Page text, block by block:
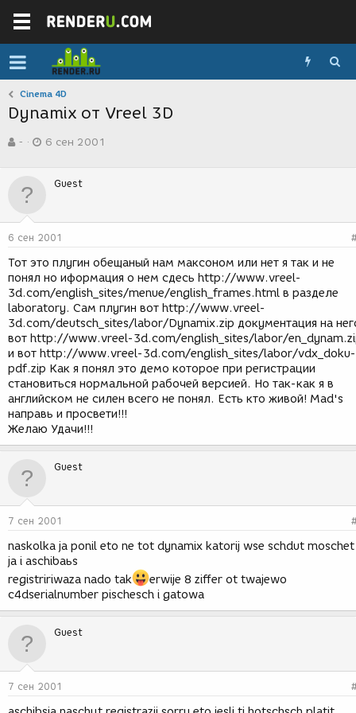
Cinema 4D
Dynamix от Vreel 3D
в
р
-
а
д
н
и
я
6 сен 2001
Guest
6 сен 2001
Тот это плугин обещаный нам максоном или нет я так и не
понял но иформация о нем сдесь http://www.vreel-
3d.com/english_sites/menue/english_frames.html в разделе
laboratory. Сам плугин вот http://www.vreel-
3d.com/deutsch_sites/labor/Dynamix.zip документация на
вот http://www.vreel-3d.com/english_sites/labor/
и вот http://www.vreel-3d.com/english_sites/labor/vdx_doku-
pdf.zip Как я понял это демо которое при регистрации
становиться нормальной рабочей версией. Но так-как я в
английском не силен всего не понял. Есть кто живой! Mad's
направь и просвети!!!
Желаю Удачи!!!
Guest
7 сен 2001
naskolka ja ponil eto ne tot dynamix katorij wse schdut moschet
ja i aschibaьs
registririwaza nado tak
erwije 8 ziffer ot twajewo
c4dserialnumber pischesch i gatowa
Guest
7 сен 2001